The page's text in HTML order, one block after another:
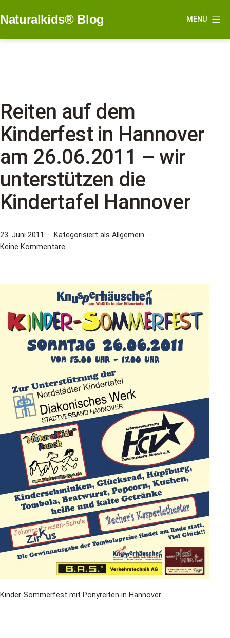
Inhalt
Naturalkids® Blog MENÜ
Reiten auf dem
Kinderfest in Hannover
am 26.06.2011 – wir
unterstützen die
Kindertafel Hannover
Veröffentlicht
am
23. Juni 2011
Kategorisiert als Allgemein
Keine Kommentare
dem
Kinderfest
Hannover
am
26.06.2011
–
wir
unterstützen
die
Kindertafel
Hannover
Kinder-Sommerfest mit Ponyreiten in Hannover